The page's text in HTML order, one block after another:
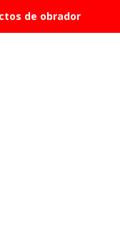
de obrador